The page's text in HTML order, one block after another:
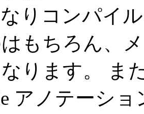
りコンパイ
もちろん、
ります。 ま
アノテーシ